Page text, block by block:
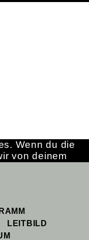
LEITBILD
Wenn du die
von deinem